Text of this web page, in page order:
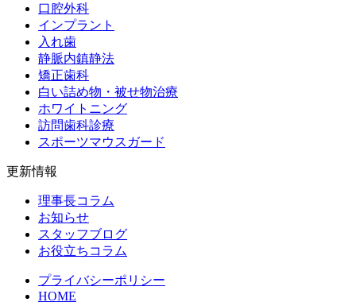
口腔外科
インプラント
入れ歯
静脈内鎮静法
矯正歯科
白い詰め物・被せ物治療
ホワイトニング
訪問歯科診療
スポーツマウスガード
更新情報
理事長コラム
お知らせ
スタッフブログ
お役立ちコラム
プライバシーポリシー
HOME